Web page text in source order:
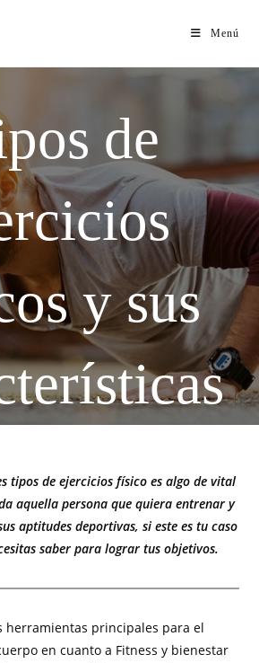
Menú
de
y sus
tipos de ejercicios físico es algo de vital
aquella persona que quiera entrenar y
aptitudes deportivas, si este es tu caso
saber para lograr tus objetivos.
herramientas principales para el
en cuanto a Fitness y bienestar